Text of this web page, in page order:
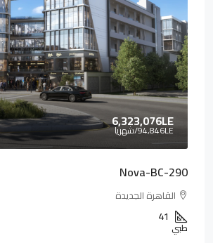
6,323,076LE
94,846LE/شهريا
Nova-BC-290
القاهرة الجديدة
41
طبي